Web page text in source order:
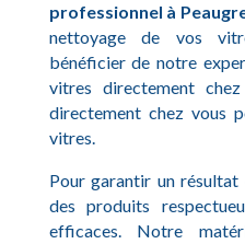
professionnel à
nettoyage de vos
bénéficier de notre
vitres directement
directement chez vous
vitres.
Pour garantir un
des produits
efficaces. Notre